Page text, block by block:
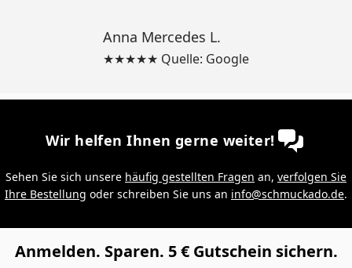
Anna Mercedes L.
★★★★★ Quelle: Google
Wir helfen Ihnen gerne weiter!
Sehen Sie sich unsere häufig gestellten Fragen an, verfolgen Sie
Ihre Bestellung oder schreiben Sie uns an info@schmuckado.de.
Anmelden. Sparen. 5 € Gutschein sichern.